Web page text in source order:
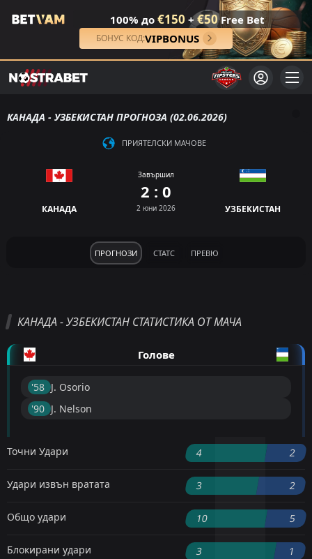
100% до €150 + €50Free Bet
БОНУС КОД:VIPBONUS
КАНАДА - УЗБЕКИСТАН ПРОГНОЗА (02.06.2026)
ПРИЯТЕЛСКИ МАЧОВЕ
КАНАДА
Завършил
2 : 0
2 юни 2026 УЗБЕКИСТАН
ПРОГНОЗИ СТАТС ПРЕВЮ
КАНАДА - УЗБЕКИСТАН СТАТИСТИКА ОТ МАЧА
Голове
'58 ︎ J. Osorio
'90 ︎ J. Nelson
Точни Удари 4 2
Удари извън вратата 3 2
Общо удари 10 5
Блокирани удари 3 1